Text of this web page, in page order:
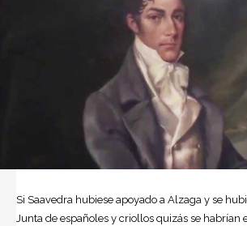
Si Saavedra hubiese apoyado a Alzaga y se
Junta de españoles y criollos quizás se habrían